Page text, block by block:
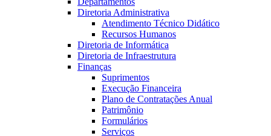
Diretoria Administrativa
Atendimento Técnico Didático
Recursos Humanos
Diretoria de Informática
Diretoria de Infraestrutura
Finanças
Suprimentos
Execução Financeira
Plano de Contratações Anual
Patrimônio
Formulários
Serviços